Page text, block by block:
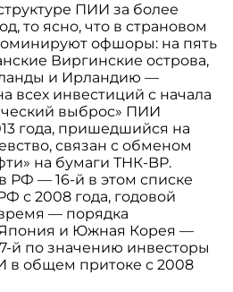
ПИИ за более
то ясно, что в страновом
офшоры: на пять
Виргинские острова,
и Ирландию —
всех инвестиций с начала
выброс» ПИИ
года, пришедшийся на
связан с обменом
на бумаги ТНК-BP.
РФ — 16-й в этом списке
с 2008 года, годовой
— порядка
Япония и Южная Корея —
й по значению инвесторы
в общем притоке с 2008